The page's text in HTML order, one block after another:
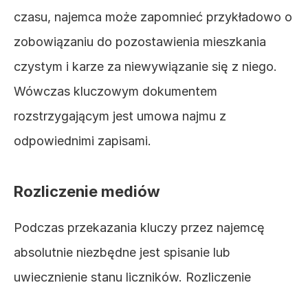
czasu, najemca może zapomnieć przykładowo o
zobowiązaniu do pozostawienia mieszkania
czystym i karze za niewywiązanie się z niego.
Wówczas kluczowym dokumentem
rozstrzygającym jest umowa najmu z
odpowiednimi zapisami.
Rozliczenie mediów
Podczas przekazania kluczy przez najemcę
absolutnie niezbędne jest spisanie lub
uwiecznienie stanu liczników. Rozliczenie